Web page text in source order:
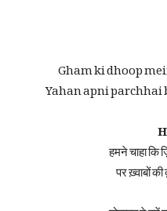
Gham ki dhoop
Yahan apni
हमने चाहा कि
पर ख़्वाबों